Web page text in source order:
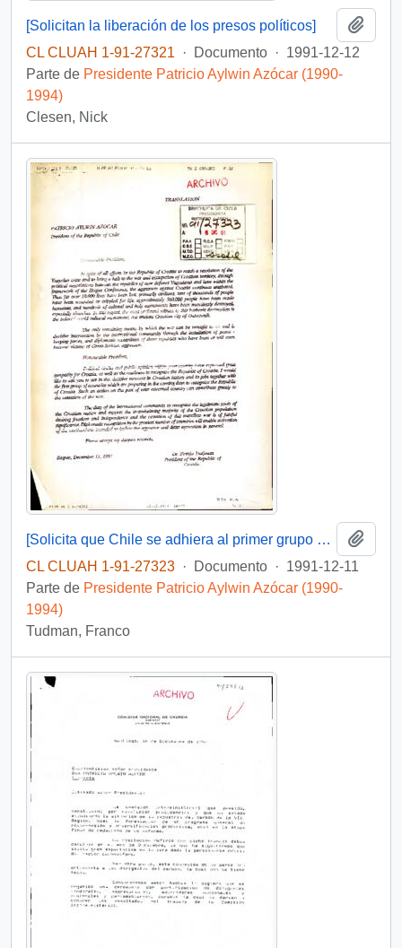
[Solicitan la liberación de los presos políticos]
CL CLUAH 1-91-27321
· Documento · 1991-12-12
Parte de Presidente Patricio Aylwin Azócar (1990-
1994)
Clesen, Nick
[Solicita que Chile se adhiera al primer grupo de Estados en reconocer a la República de Croacia]
CL CLUAH 1-91-27323 · Documento · 1991-12-11
Parte de Presidente Patricio Aylwin Azócar (1990-
1994)
Tudman, Franco